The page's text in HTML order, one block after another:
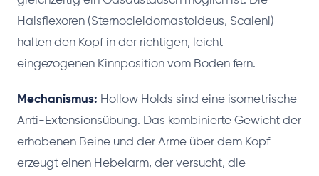
Halsflexoren (Sternocleidomastoideus, Scaleni)
halten den Kopf in der richtigen, leicht
eingezogenen Kinnposition vom Boden fern.
Mechanismus: Hollow Holds sind eine isometrische
Anti-Extensionsübung. Das kombinierte Gewicht der
erhobenen Beine und der Arme über dem Kopf
erzeugt einen Hebelarm, der versucht, die